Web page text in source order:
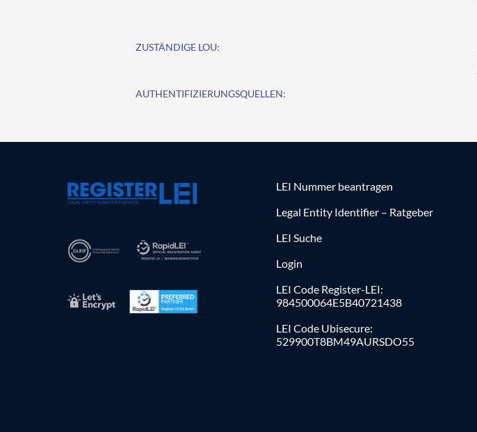
ZUSTÄNDIGE LOU:
AUTHENTIFIZIERUNGSQUELLEN:
LEI Nummer beantragen
Legal Entity Identifier – Ratgeber
LEI Suche
Login
LEI Code Register-LEI:
984500064E5B40721438
LEI Code Ubisecure:
529900T8BM49AURSDO55